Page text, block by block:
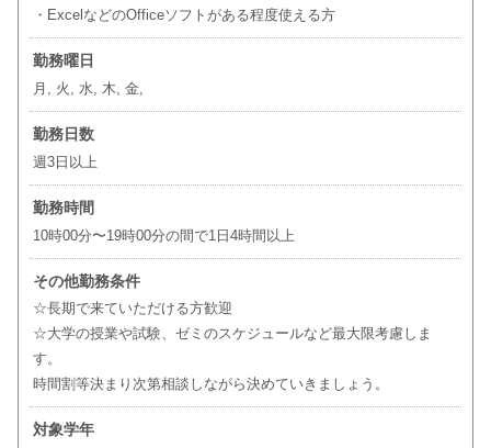
・ExcelなどのOfficeソフトがある程度使える方
勤務曜日
月, 火, 水, 木, 金,
勤務日数
週3日以上
勤務時間
10時00分〜19時00分の間で1日4時間以上
その他勤務条件
☆長期で来ていただける方歓迎
☆大学の授業や試験、ゼミのスケジュールなど最大限考慮しま
す。
時間割等決まり次第相談しながら決めていきましょう。
対象学年